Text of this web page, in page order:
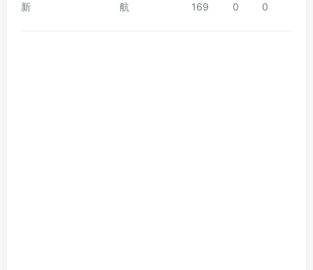
新
航
169 0 0